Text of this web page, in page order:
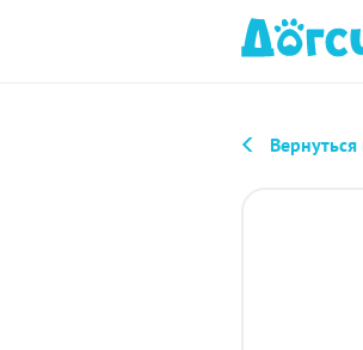
Вернуться